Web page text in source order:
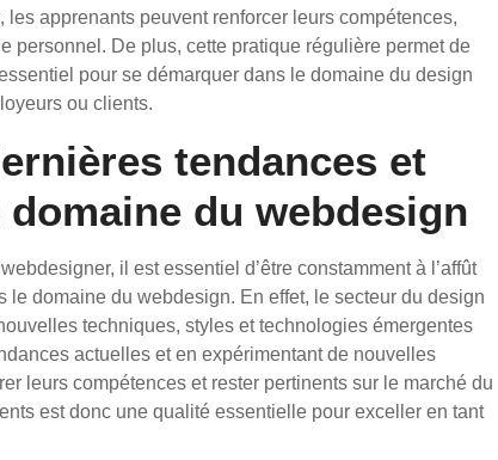
apprenants peuvent renforcer leurs compétences,
personnel. De plus, cette pratique régulière permet de
pour se démarquer dans le domaine du design
ou clients.
tendances et
du webdesign
il est essentiel d’être constamment à l’affût
domaine du webdesign. En effet, le secteur du design
techniques, styles et technologies émergentes
actuelles et en expérimentant de nouvelles
leurs compétences et rester pertinents sur le marché du
est donc une qualité essentielle pour exceller en tant